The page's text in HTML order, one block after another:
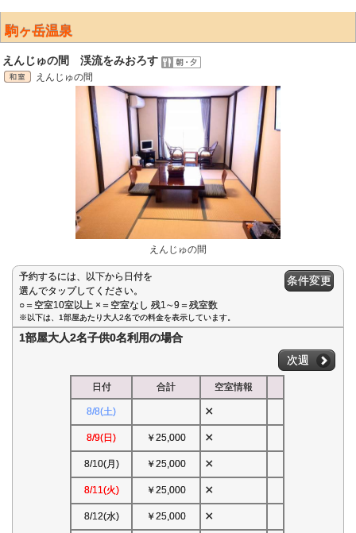
駒ヶ岳温泉
えんじゅの間 渓流をみおろす
えんじゅの間
えんじゅの間
予約するには、以下から日付を
選んでタップしてください。
○＝空室10室以上 ×＝空室なし 残1∼9＝残室数
条件変更
※以下は、1部屋あたり大人2名での料金を表示しています。
1部屋大人2名子供0名利用の場合
次週
日付 合計 空室情報
8/8(土) ×
8/9(日) ￥25,000 ×
8/10(月) ￥25,000 ×
8/11(火) ￥25,000 ×
8/12(水) ￥25,000 ×